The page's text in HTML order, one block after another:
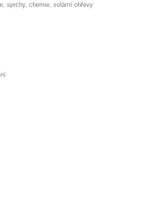
sprchy, chemie, solární ohřevy